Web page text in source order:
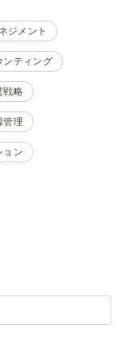
ジメント
ンティング
戦略
管理
ョン